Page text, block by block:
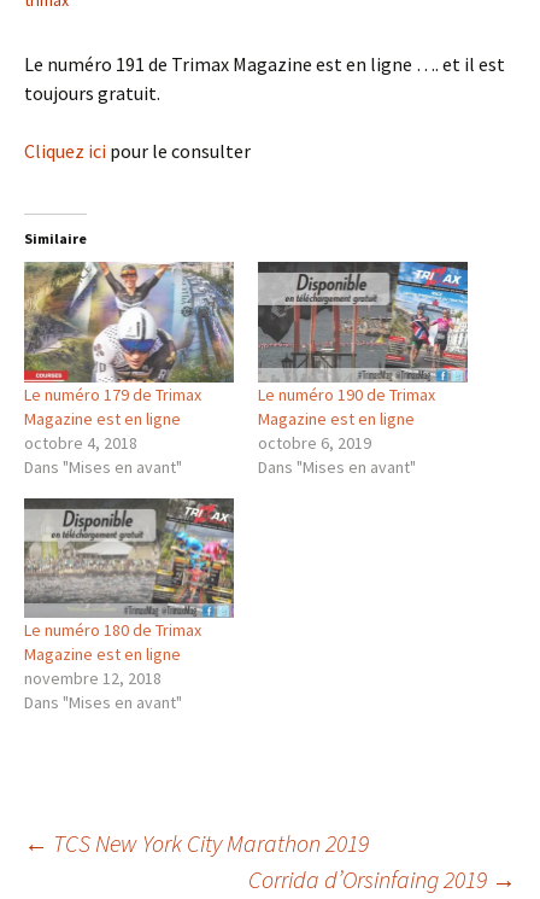
Le numéro 191 de Trimax Magazine est en ligne …. et il est
toujours gratuit.
Cliquez ici pour le consulter
Similaire
Le numéro 179 de Trimax
Magazine est en ligne
octobre 4, 2018
Dans "Mises en avant"
Le numéro 190 de Trimax
Magazine est en ligne
octobre 6, 2019
Dans "Mises en avant"
Le numéro 180 de Trimax
Magazine est en ligne
novembre 12, 2018
Dans "Mises en avant"
Navigation
← TCS New York City Marathon 2019
Corrida d’Orsinfaing 2019 →